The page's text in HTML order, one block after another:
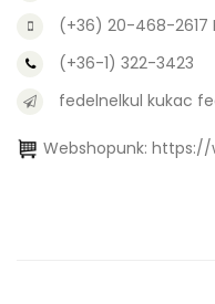
(+36) 20-468-2617
(+36-1) 322-3423
fedelnelkul kukac
Webshopunk: https://